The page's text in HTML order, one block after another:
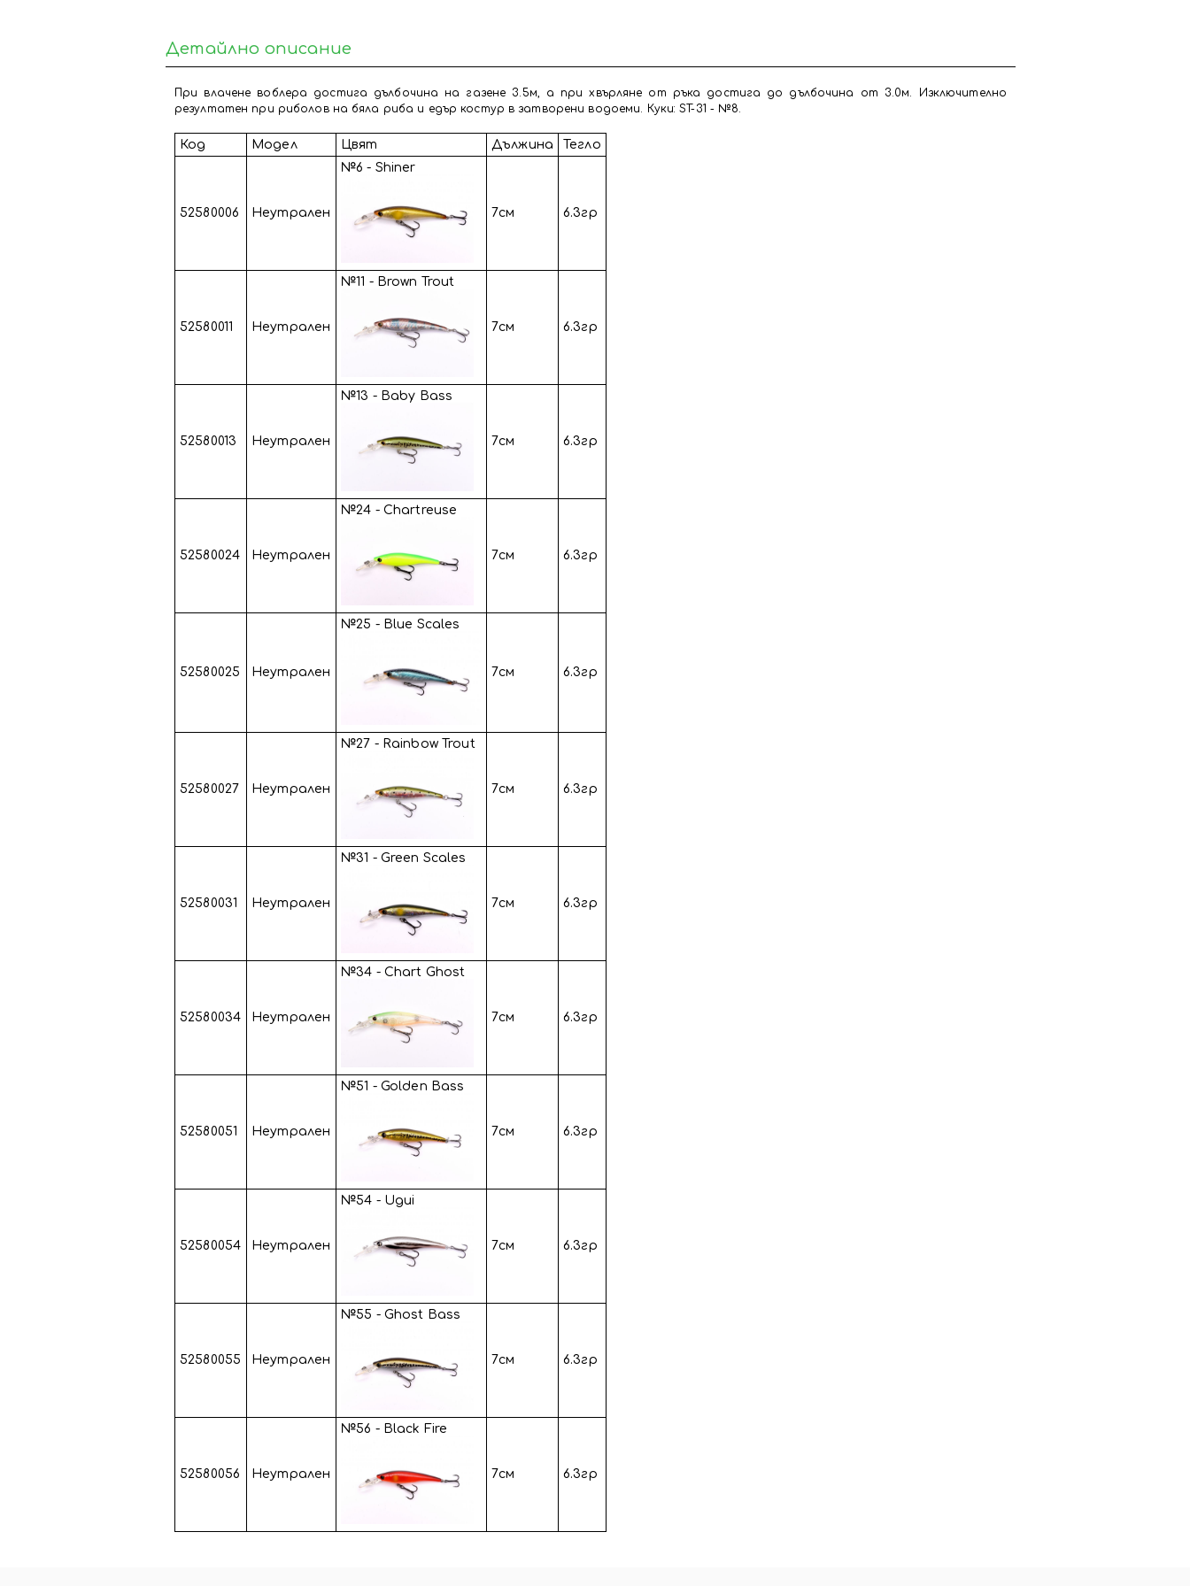
Детайлно описание
При влачене воблера достига дълбочина на газене 3.5м, а при хвърляне от ръка достига до дълбочина от 3.0м. Изключително
резултатен при риболов на бяла риба и едър костур в затворени водоеми. Куки: ST-31 - №8.
Код Модел Цвят Дължина Тегло
52580006 Неутрален
№6 - Shiner
7см 6.3гр
52580011 Неутрален
№11 - Brown Trout
7см 6.3гр
52580013 Неутрален
№13 - Baby Bass
7см 6.3гр
52580024 Неутрален
№24 - Chartreuse
7см 6.3гр
52580025 Неутрален
№25 - Blue Scales
7см 6.3гр
52580027 Неутрален
№27 - Rainbow Trout
7см 6.3гр
52580031 Неутрален
№31 - Green Scales
7см 6.3гр
52580034 Неутрален
№34 - Chart Ghost
7см 6.3гр
52580051 Неутрален
№51 - Golden Bass
7см 6.3гр
52580054 Неутрален
№54 - Ugui
7см 6.3гр
52580055 Неутрален
№55 - Ghost Bass
7см 6.3гр
52580056 Неутрален
№56 - Black Fire
7см 6.3гр